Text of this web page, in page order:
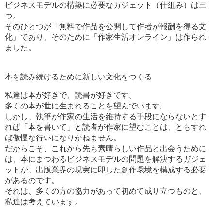
ビジネスモデルの構築に必要なガジェット（仕組み）は三
つ。
そのひとつが「無料で作品を公開して作者が報酬を得る文
化」であり、そのために「作家生活オンライン」は作られ
ました。
本を読み続けるために新しい文化をつくる
私達は本が好きで、読書が好きです。
多くの本が世に生まれることを望んでいます。
しかし、執筆が作家の生活を維持する手段にならないとす
れば「本を書いて」と読者が作家に望むことは、ともすれ
ば傲慢な行いになりかねません。
だからこそ、これから先も素晴らしい作品と出会うために
は、本にまつわるビジネスモデルの問題を解決するガジェ
ットが、出版業界の現実に即した創作環境を構成する必要
があるのです。
それは、多くの方の協力があって初めて成り立つものと、
私達は考えています。